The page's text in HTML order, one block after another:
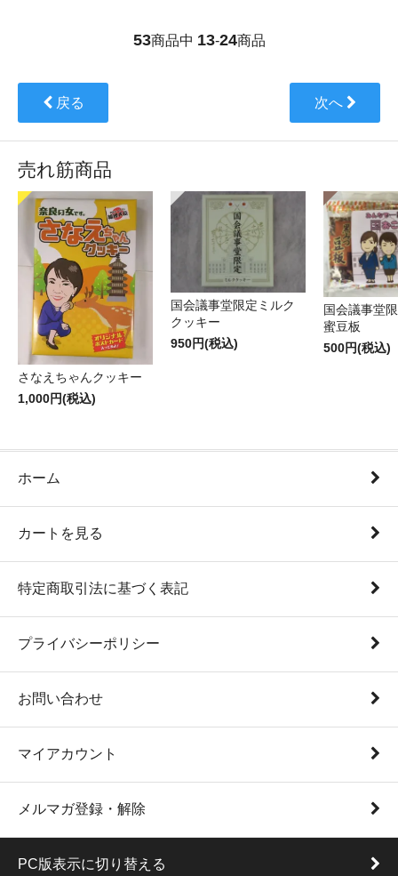
53商品中 13-24商品
戻る 次へ
売れ筋商品
さなえちゃんクッキー
1,000円(税込)
国会議事堂限定ミルク
クッキー
950円(税込)
国会議事堂
蜜豆板
500円(税込)
ホーム
カートを見る
特定商取引法に基づく表記
プライバシーポリシー
お問い合わせ
マイアカウント
メルマガ登録・解除
PC版表示に切り替える